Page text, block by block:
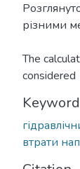
різними
The
considered
втрати